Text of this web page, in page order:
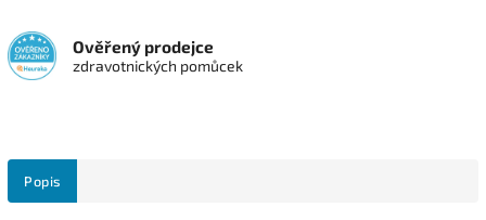
Ověřený prodejce
zdravotnických pomůcek
Popis